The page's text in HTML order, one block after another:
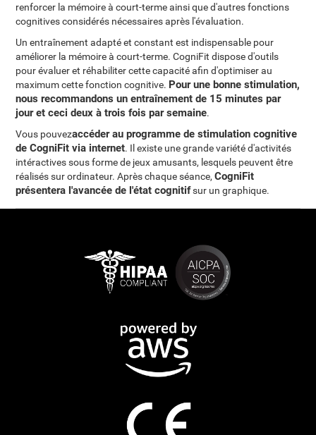
renforcer la mémoire à court-terme ainsi que d'autres fonctions
cognitives considérés nécessaires après l'évaluation.
Un entraînement adapté et constant est indispensable pour
améliorer la mémoire à court-terme. CogniFit dispose d'outils
pour évaluer et réhabiliter cette capacité afin d'optimiser au
maximum cette fonction cognitive. Pour une bonne stimulation,
nous recommandons un entraînement de 15 minutes par
jour et ceci deux à trois fois par semaine.
Vous pouvezaccéder au programme de stimulation cognitive
de CogniFit via internet. Il existe une grande variété d'activités
intéractives sous forme de jeux amusants, lesquels peuvent être
réalisés sur ordinateur. Après chaque séance,CogniFit
présentera l'avancée de l'état cognitifsur un graphique.